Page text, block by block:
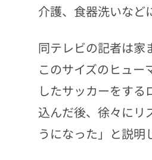
介護、食器洗いなど
同テレビの記者は家
このサイズのヒュー
したサッカーをす
込んだ後、徐々にリ
うになった」と説明